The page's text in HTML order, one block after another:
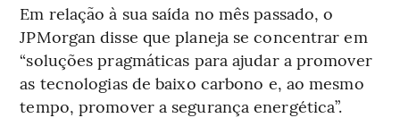
Em relação à sua saída no mês passado, o
JPMorgan disse que planeja se concentrar em
“soluções pragmáticas para ajudar a promover
as tecnologias de baixo carbono e, ao mesmo
tempo, promover a segurança energética”.